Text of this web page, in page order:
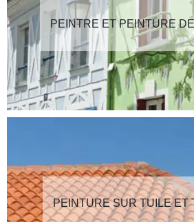
PEINTRE ET PEINTURE
PEINTURE SUR TUILE ET